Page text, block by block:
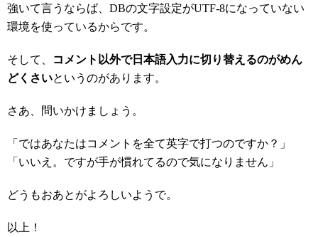
強いて言うならば、DBの文字設定がUTF-8になっていない
環境を使っているからです。
そして、
コメント以外で日本語入力に切り替えるのがめん
どくさいというのがあります。
さあ、問いかけましょう。
「ではあなたはコメントを全て英字で打つのですか？」
「いいえ。ですが手が慣れてるので気になりません」
どうもおあとがよろしいようで。
以上！